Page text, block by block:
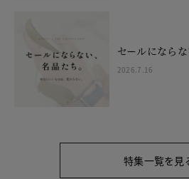
セールになら
2026.7.16
特集一覧を見